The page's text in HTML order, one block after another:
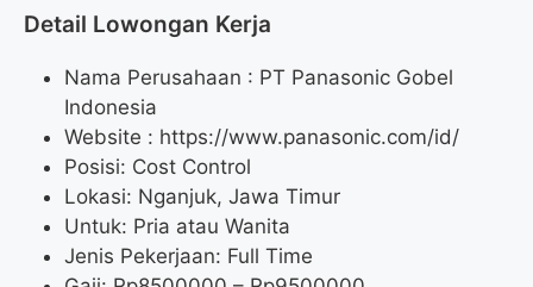
Detail Lowongan Kerja
Nama Perusahaan : PT Panasonic Gobel
Indonesia
Website : https://www.panasonic.com/id/
Posisi: Cost Control
Lokasi: Nganjuk, Jawa Timur
Untuk: Pria atau Wanita
Jenis Pekerjaan: Full Time